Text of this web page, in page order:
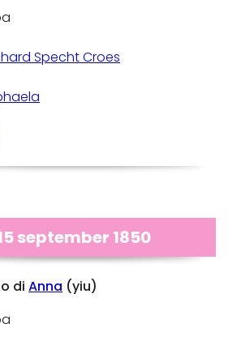
Specht Croes
september 1850
diAnna (yiu)